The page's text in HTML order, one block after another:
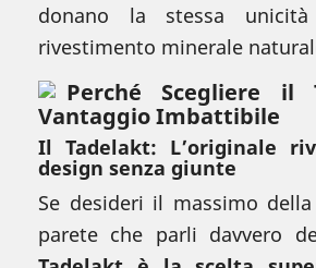
donano la stessa
rivestimento minerale
Perché Scegliere il
Vantaggio Imbattibile
Il Tadelakt: L’originale
design senza giunte
Se desideri il massimo
parete che parli davvero